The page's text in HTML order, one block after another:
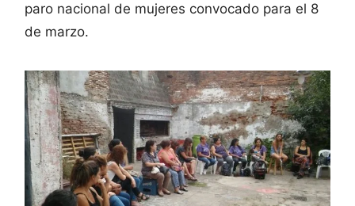
paro nacional de mujeres convocado para el 8
de marzo.